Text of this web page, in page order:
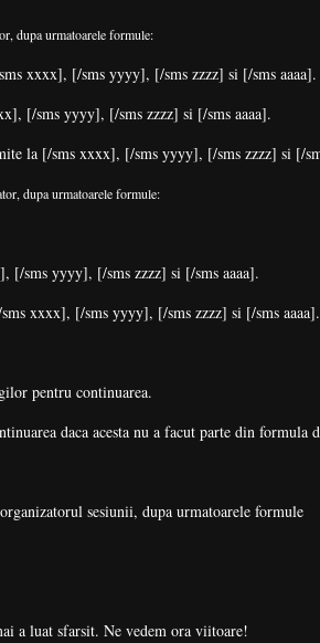
dupa urmatoarele formule:
xxxx], [/sms yyyy], [/sms zzzz] si [/sms aaaa].
[/sms yyyy], [/sms zzzz] si [/sms aaaa].
la [/sms xxxx], [/sms yyyy], [/sms zzzz] si [/
dupa urmatoarele formule:
sms yyyy], [/sms zzzz] si [/sms aaaa].
xxxx], [/sms yyyy], [/sms zzzz] si [/sms aaaa].
pentru continuarea.
daca acesta nu a facut parte din formula
sesiunii, dupa urmatoarele formule
Ne vedem ora viitoare!